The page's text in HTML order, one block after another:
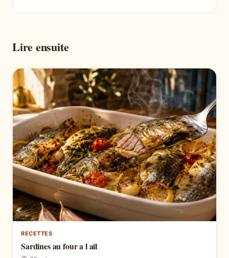
Lire ensuite
RECETTES
Sardines au four a l ail